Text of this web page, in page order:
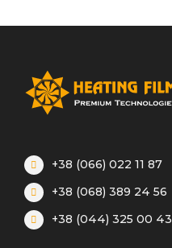
+38 (066) 022 11 87
+38 (068) 389 24 56
+38 (044) 325 00 43